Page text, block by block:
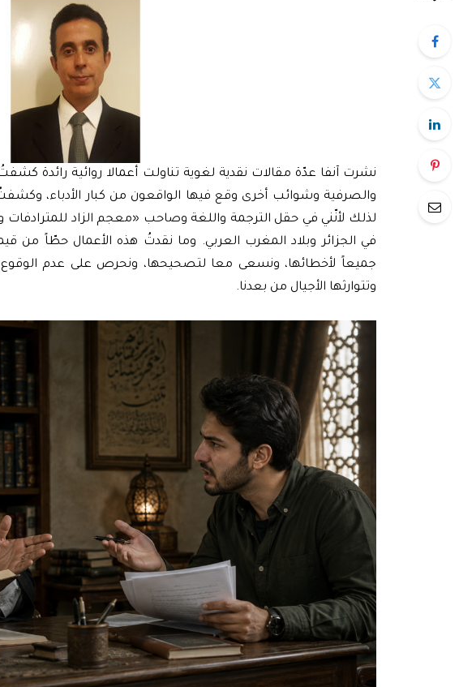
نشرت آنفا عدّة مقالات نقدية لغوية تناولت أعمالا روائية رائدة
والصرفية وشوائب أخرى وقع فيها الواقعون من كبار الأدباء،
لذلك لأنّني في حقل الترجمة واللغة وصاحب «معجم الزاد للمترادفات
في الجزائر وبلاد المغرب العربي. وما نقدتُ هذه الأعمال حطّاً من
جميعاً لأخطائها، ونسعى معا لتصحيحها، ونحرص على عدم الوقوع
وتتوارثها الأجيال من بعدنا.